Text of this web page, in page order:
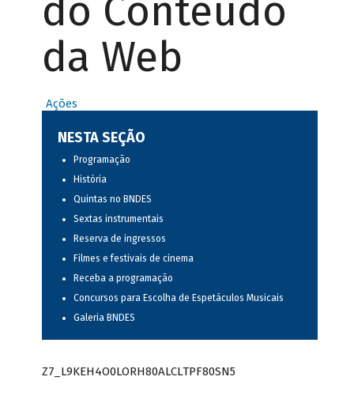
do Conteúdo
da Web
Ações
NESTA SEÇÃO
Programação
História
Quintas no BNDES
Sextas instrumentais
Reserva de ingressos
Filmes e festivais de cinema
Receba a programação
Concursos para Escolha de Espetáculos Musicais
Galeria BNDES
Z7_L9KEH4O0LORH80ALCLTPF80SN5